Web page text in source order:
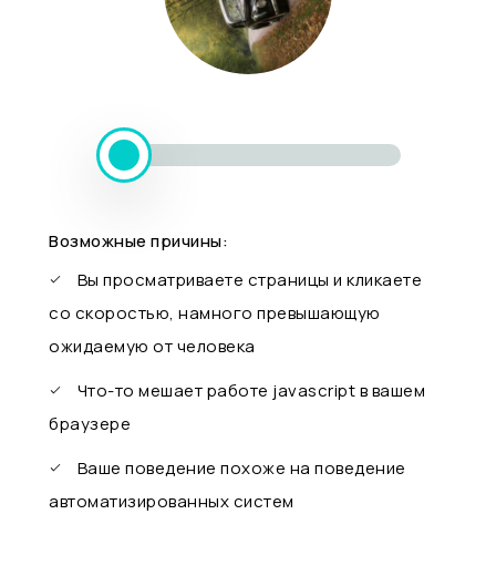
Возможные причины:
Вы просматриваете страницы и кликаете
со скоростью, намного превышающую
ожидаемую от человека
Что-то мешает работе javascript в вашем
браузере
Ваше поведение похоже на поведение
автоматизированных систем